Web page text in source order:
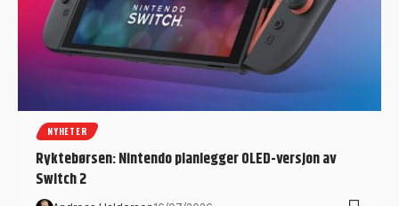
NYHETER
Ryktebørsen: Nintendo planlegger OLED-versjon av
Switch 2